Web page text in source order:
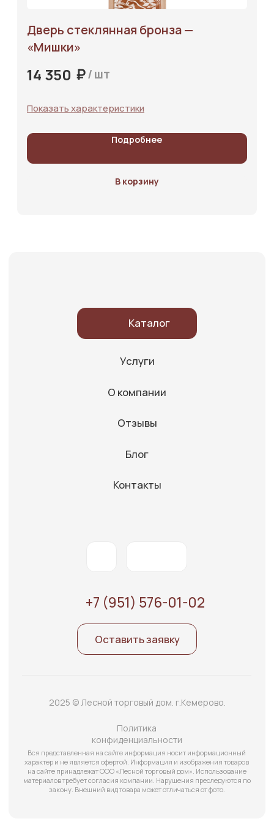
Дверь стеклянная бронза —
«‎Мишки»‎
14 350 ₽/шт
Показать характеристики
Подробнее
В корзину
на сайте принадлежат ООО «Лесной торговый дом». Использование
материалов требует согласия компании. Нарушения преследуются по